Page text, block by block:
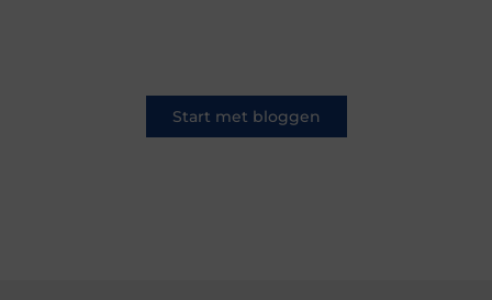
Start met bloggen